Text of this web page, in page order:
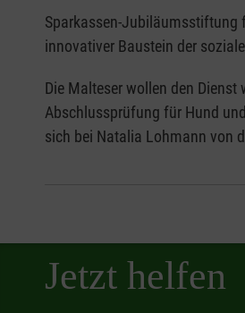
Sparkassen-Jubiläumsstiftung
innovativer Baustein der
Die Malteser wollen den
Abschlussprüfung für Hund
sich bei Natalia Lohmann von
Jetzt helfen